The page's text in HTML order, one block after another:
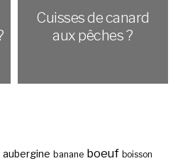
Cuisses de canard
aux pêches ?
aubergine banane boeuf boisson